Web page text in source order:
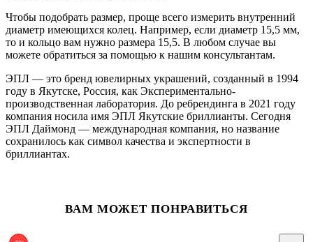
Чтобы подобрать размер, проще всего измерить внутренний
диаметр имеющихся колец. Например, если диаметр 15,5 мм,
то и кольцо вам нужно размера 15,5. В любом случае вы
можете обратиться за помощью к нашим консультантам.
ЭПЛ — это бренд ювелирных украшений, созданный в 1994
году в Якутске, Россия, как Экспериментально-
производственная лаборатория. До ребрендинга в 2021 году
компания носила имя ЭПЛ Якутские бриллианты. Сегодня
ЭПЛ Даймонд — международная компания, но название
сохранилось как символ качества и экспертности в
бриллиантах.
ВАМ МОЖЕТ ПОНРАВИТЬСЯ